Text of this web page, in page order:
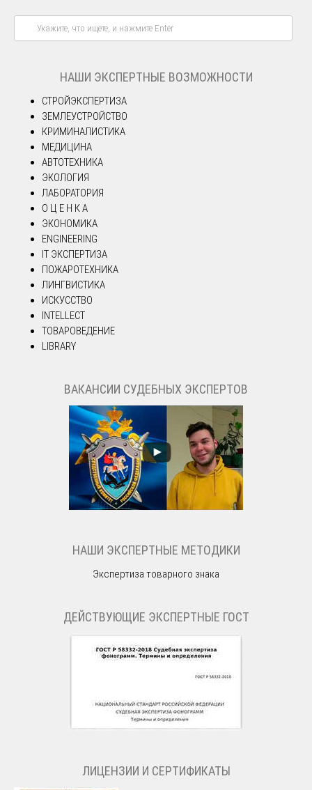
НАШИ ЭКСПЕРТНЫЕ ВОЗМОЖНОСТИ
СТРОЙЭКСПЕРТИЗА
ЗЕМЛЕУСТРОЙСТВО
КРИМИНАЛИСТИКА
МЕДИЦИНА
АВТОТЕХНИКА
ЭКОЛОГИЯ
ЛАБОРАТОРИЯ
О Ц Е Н К А
ЭКОНОМИКА
ENGINEERING
IT ЭКСПЕРТИЗА
ПОЖАРОТЕХНИКА
ЛИНГВИСТИКА
ИСКУССТВО
INTELLECT
ТОВАРОВЕДЕНИЕ
LIBRARY
ВАКАНСИИ СУДЕБНЫХ ЭКСПЕРТОВ
НАШИ ЭКСПЕРТНЫЕ МЕТОДИКИ
Экспертиза товарного знака
ДЕЙСТВУЮЩИЕ ЭКСПЕРТНЫЕ ГОСТ
ЛИЦЕНЗИИ И СЕРТИФИКАТЫ